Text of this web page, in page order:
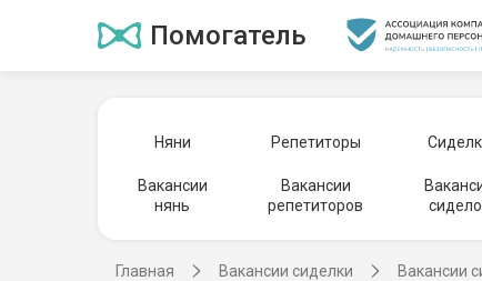
Помогатель
Няни Репетиторы
Вакансии
нянь
Вакансии
репетиторов
Главная Вакансии сиделки Вакансии